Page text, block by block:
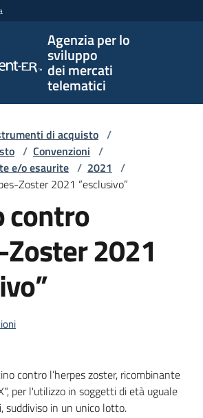
Agenzia per lo
sviluppo
dei mercati
telematici
lo
sviluppo
di acquisto /
/ Convenzioni /
e/o esaurite / 2021 /
Zoster 2021 “esclusivo”
contro
2021
contro l’herpes zoster, ricombinante
per l'utilizzo in soggetti di età uguale
suddiviso in un unico lotto.